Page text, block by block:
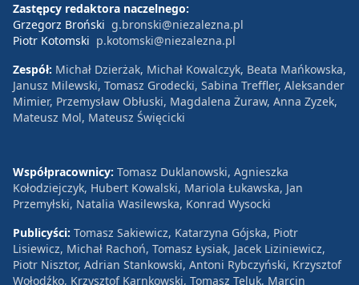
Zastępcy redaktora naczelnego:
Grzegorz Broński g.bronski@niezalezna.pl
Piotr Kotomski p.kotomski@niezalezna.pl
Zespół: Michał Dzierżak, Michał Kowalczyk, Beata Mańkowska,
Janusz Milewski, Tomasz Grodecki, Sabina Treffler, Aleksander
Mimier, Przemysław Obłuski, Magdalena Żuraw, Anna Zyzek,
Mateusz Mol, Mateusz Święcicki
Współpracownicy: Tomasz Duklanowski, Agnieszka
Kołodziejczyk, Hubert Kowalski, Mariola Łukawska, Jan
Przemyłski, Natalia Wasilewska, Konrad Wysocki
Publicyści: Tomasz Sakiewicz, Katarzyna Gójska, Piotr
Lisiewicz, Michał Rachoń, Tomasz Łysiak, Jacek Liziniewicz,
Piotr Nisztor, Adrian Stankowski, Antoni Rybczyński, Krzysztof
Wołodźko, Krzysztof Karnkowski, Tomasz Teluk, Marcin